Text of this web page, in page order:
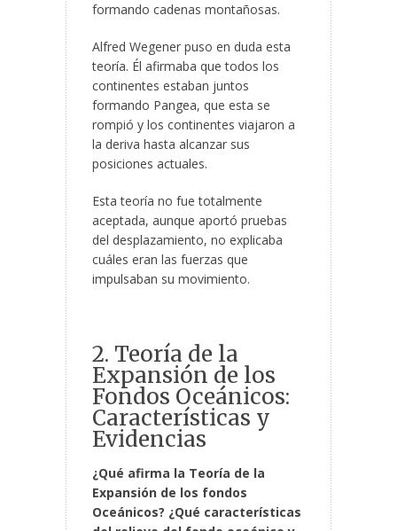
formando cadenas montañosas.
Alfred Wegener puso en duda esta
teoría. Él afirmaba que todos los
continentes estaban juntos
formando Pangea, que esta se
rompió y los continentes viajaron a
la deriva hasta alcanzar sus
posiciones actuales.
Esta teoría no fue totalmente
aceptada, aunque aportó pruebas
del desplazamiento, no explicaba
cuáles eran las fuerzas que
impulsaban su movimiento.
2. Teoría de la
Expansión de los
Fondos Oceánicos:
Características y
Evidencias
¿Qué afirma la Teoría de la
Expansión de los fondos
Oceánicos? ¿Qué características